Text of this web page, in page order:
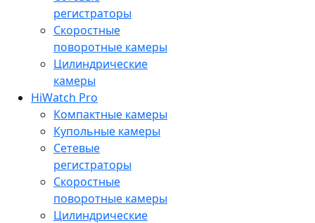
регистраторы
Скоростные
поворотные камеры
Цилиндрические
камеры
HiWatch Pro
Компактные камеры
Купольные камеры
Сетевые
регистраторы
Скоростные
поворотные камеры
Цилиндрические